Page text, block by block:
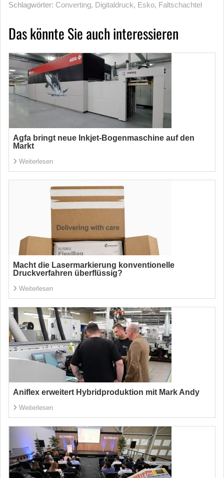
Schlagwörter: Converting, Digitaldruck, Esko, Faltschachtel
Das könnte Sie auch interessieren
Agfa bringt neue Inkjet-Bogenmaschine auf den
Markt
Weiterlesen
Macht die Lasermarkierung konventionelle
Druckverfahren überflüssig?
Weiterlesen
Aniflex erweitert Hybridproduktion mit Mark Andy
Weiterlesen